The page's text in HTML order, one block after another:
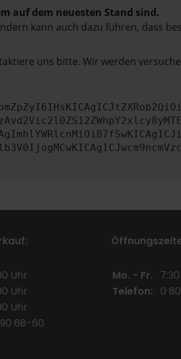
auf dem neuesten Stand sind.
kann auch dazu führen, dass
uns bitte. Wir werden
Uhr
Uhr
Uhr
68-60
Mo. - Fr.
Telefon:
0